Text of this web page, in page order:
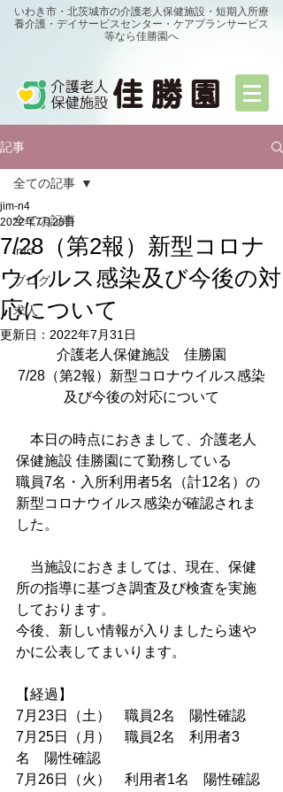
いわき市・北茨城市の介護老人保健施設・短期入所療
養介護・デイサービスセンター・ケアプランサービス
等なら佳勝園へ
記事
全ての記事
info
ブログ
求人
全ての記事
7/28（第2報）新型コロナ
ウイルス感染及び今後の対
応について
jim-n4
2022年7月28日
更新日： 2022年7月31日
介護老人保健施設　佳勝園
7/28（第2報）新型コロナウイルス感染
及び今後の対応について
本日の時点におきまして、介護老人
保健施設 佳勝園にて勤務している
職員7名・入所利用者5名（計12名）の
新型コロナウイルス感染が確認されま
した。
当施設におきましては、現在、保健
所の指導に基づき調査及び検査を実施
しております。
今後、新しい情報が入りましたら速や
かに公表してまいります。
【経過】
7月23日（土）　職員2名　陽性確認
7月25日（月）　職員2名　利用者3
名　陽性確認
7月26日（火）　利用者1名　陽性確認